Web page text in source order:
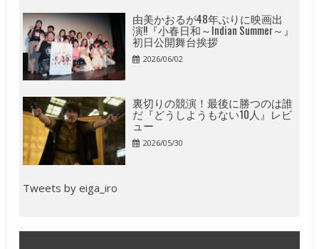
由美かおるが48年ぶりに映画出
演!!『小春日和～Indian Summer～』
初日公開舞台挨拶
2026/06/02
裏切りの競演！最後に勝つのは誰
だ『どうしようもない10人』レビ
ュー
2026/05/30
Tweets by eiga_iro